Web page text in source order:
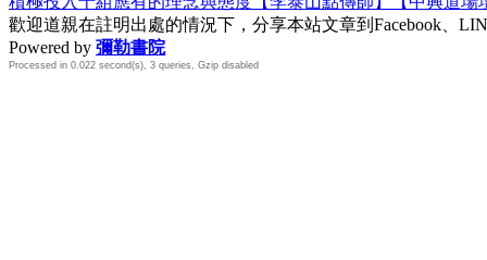
歡迎道親在註明出處的情況下，分享本站文章到Facebook、
Powered by 彌勒書院
Processed in 0.022 second(s), 3 queries, Gzip disabled